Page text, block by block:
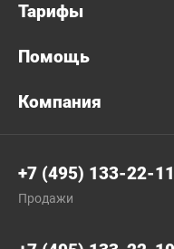
Тарифы
Помощь
Компания
+7 (495) 133-22-11
Продажи